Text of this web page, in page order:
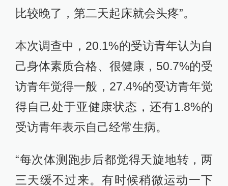
比较晚了，第二天起床就会头疼”。
本次调查中，20.1%的受访青年认为自
己身体素质合格、很健康，50.7%的受
访青年觉得一般，27.4%的受访青年觉
得自己处于亚健康状态，还有1.8%的
受访青年表示自己经常生病。
“每次体测跑步后都觉得天旋地转，两
三天缓不过来。有时候稍微运动一下